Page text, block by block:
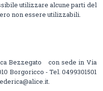
utilizzare alcune parti del
non essere utilizzabili.
Bezzegato con sede in Via
Borgoricco - Tel. 0499301501